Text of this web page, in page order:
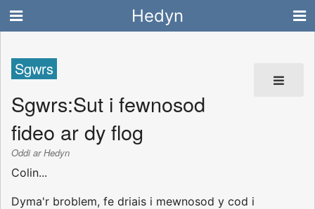
Hedyn
Sgwrs
Sgwrs:Sut i fewnosod
fideo ar dy flog
Oddi ar Hedyn
Colin...
Dyma'r broblem, fe driais i mewnosod y cod i